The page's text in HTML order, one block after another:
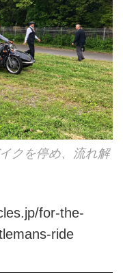
クを停め、流れ解
for-the-
ride